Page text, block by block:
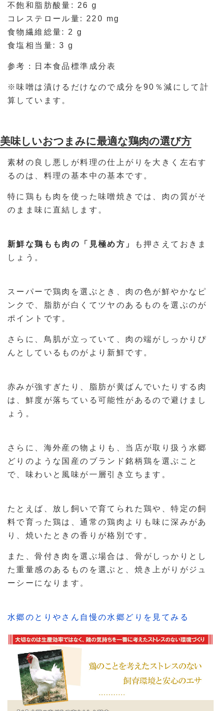
不飽和脂肪酸量: 26 g
コレステロール量: 220 mg
食物繊維総量: 2 g
食塩相当量: 3 g
参考：日本食品標準成分表
※味噌は漬けるだけなので成分を90％減にして計
算しています。
美味しいおつまみに最適な鶏肉の選び方
素材の良し悪しが料理の仕上がりを大きく左右す
るのは、料理の基本中の基本です。
特に鶏もも肉を使った味噌焼きでは、肉の質がそ
のまま味に直結します。
新鮮な鶏もも肉の「見極め方」
も押さえておきま
しょう。
スーパーで鶏肉を選ぶとき、肉の色が鮮やかなピ
ンクで、脂肪が白くてツヤのあるものを選ぶのが
ポイントです。
さらに、鳥肌が立っていて、肉の端がしっかりぴ
んとしているものがより新鮮です。
赤みが強すぎたり、脂肪が黄ばんでいたりする肉
は、鮮度が落ちている可能性があるので避けまし
ょう。
さらに、海外産の物よりも、当店が取り扱う水郷
どりのような国産のブランド銘柄鶏を選ぶこと
で、味わいと風味が一層引き立ちます。
たとえば、放し飼いで育てられた鶏や、特定の飼
料で育った鶏は、通常の鶏肉よりも味に深みがあ
り、焼いたときの香りが格別です。
また、骨付き肉を選ぶ場合は、骨がしっかりとし
た重量感のあるものを選ぶと、焼き上がりがジュ
ーシーになります。
水郷のとりやさん自慢の水郷どりを見てみる